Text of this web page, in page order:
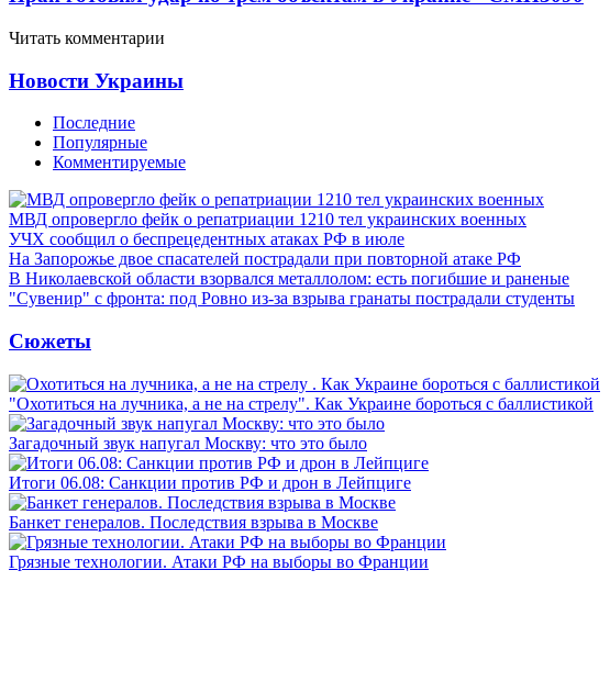
Читать комментарии
Новости Украины
Последние
Популярные
Комментируемые
МВД опровергло фейк о репатриации 1210 тел украинских военных
УЧХ сообщил о беспрецедентных атаках РФ в июле
На Запорожье двое спасателей пострадали при повторной атаке РФ
В Николаевской области взорвался металлолом: есть погибшие и раненые
"Сувенир" с фронта: под Ровно из-за взрыва гранаты пострадали студенты
Сюжеты
"Охотиться на лучника, а не на стрелу". Как Украине бороться с баллистикой
Загадочный звук напугал Москву: что это было
Итоги 06.08: Санкции против РФ и дрон в Лейпциге
Банкет генералов. Последствия взрыва в Москве
Грязные технологии. Атаки РФ на выборы во Франции